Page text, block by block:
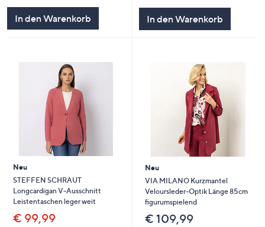
In den Warenkorb In den Warenkorb
Neu
STEFFEN SCHRAUT
Longcardigan V-Ausschnitt
Leistentaschen leger weit
€ 99,99
Neu
VIA MILANO Kurzmantel
Veloursleder-Optik Länge 85cm
figurumspielend
€ 109,99